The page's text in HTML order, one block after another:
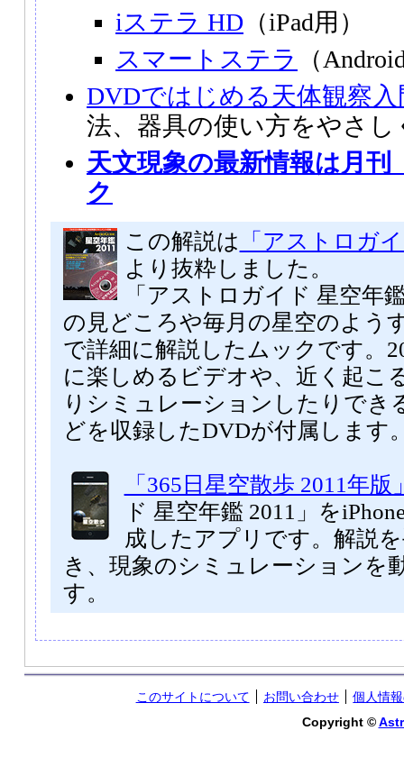
iステラ HD （iPad用）
スマートステラ
（
DVDではじめる天体観察入
法、器具の使い方をやさし
天文現象の最新情報は月
ク
この解説は 「アストロガ
より抜粋しました。
「アストロガイド 星空年
の見どころや毎月の星空のよう
で詳細に解説したムックです。
に楽しめるビデオや、近く起こ
りシミュレーションしたりでき
どを収録したDVDが付属します
「365日星空散歩 2011年版
ド 星空年鑑 2011」を
成したアプリです。解説
き、現象のシミュレーションを
す。
このサイトについて お問い合わせ
個人情
Copyright ©